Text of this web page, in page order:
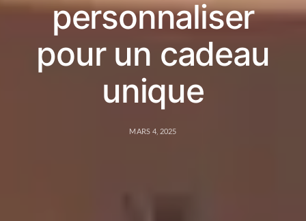
personnaliser
pour un cadeau
unique
MARS 4, 2025